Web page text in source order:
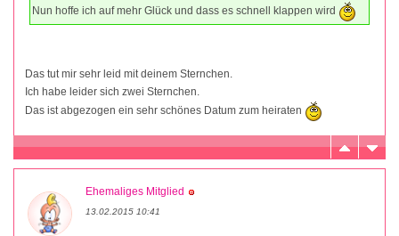
Nun hoffe ich auf mehr Glück und dass es schnell klappen wird
Das tut mir sehr leid mit deinem Sternchen.
Ich habe leider sich zwei Sternchen.
Das ist abgezogen ein sehr schönes Datum zum heiraten
Ehemaliges Mitglied
13.02.2015 10:41